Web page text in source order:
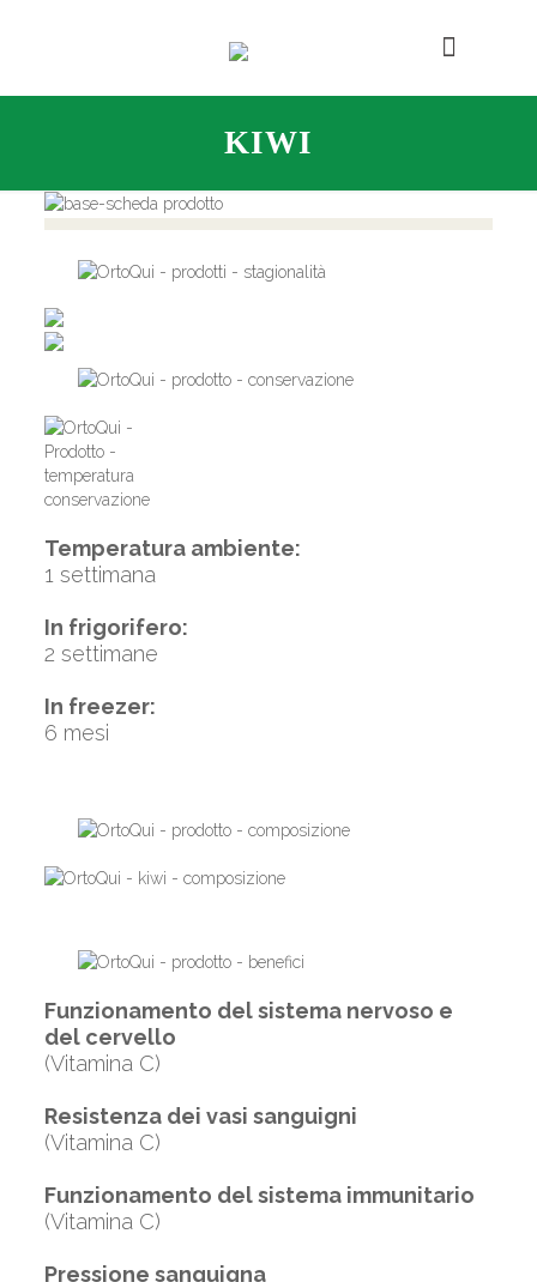
KIWI
Temperatura ambiente:
1 settimana
In frigorifero:
2 settimane
In freezer:
6 mesi
Funzionamento del sistema nervoso e
del cervello
(Vitamina C)
Resistenza dei vasi sanguigni
(Vitamina C)
Funzionamento del sistema immunitario
(Vitamina C)
Pressione sanguigna